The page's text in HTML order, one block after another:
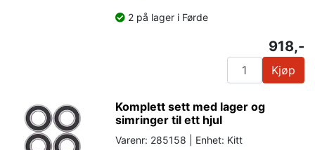
2 på lager i Førde
918,-
Kjøp
Komplett sett med lager og
simringer til ett hjul
Varenr: 285158 | Enhet: Kitt